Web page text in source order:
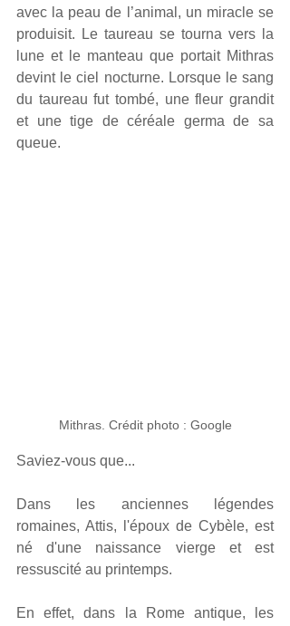
avec la peau de l’animal, un miracle se
produisit. Le taureau se tourna vers la
lune et le manteau que portait Mithras
devint le ciel nocturne. Lorsque le sang
du taureau fut tombé, une fleur grandit
et une tige de céréale germa de sa
queue.
Mithras. Crédit photo : Google
Saviez-vous que...
Dans les anciennes légendes
romaines, Attis, l'époux de Cybèle, est
né d'une naissance vierge et est
ressuscité au printemps.
En effet, dans la Rome antique, les